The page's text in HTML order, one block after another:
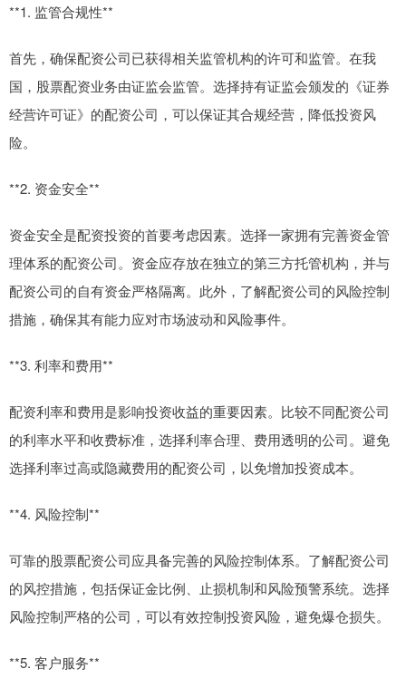
**1. 监管合规性**
首先，确保配资公司已获得相关监管机构的许可和监管。在我
国，股票配资业务由证监会监管。选择持有证监会颁发的《证券
经营许可证》的配资公司，可以保证其合规经营，降低投资风
险。
**2. 资金安全**
资金安全是配资投资的首要考虑因素。选择一家拥有完善资金管
理体系的配资公司。资金应存放在独立的第三方托管机构，并与
配资公司的自有资金严格隔离。此外，了解配资公司的风险控制
措施，确保其有能力应对市场波动和风险事件。
**3. 利率和费用**
配资利率和费用是影响投资收益的重要因素。比较不同配资公司
的利率水平和收费标准，选择利率合理、费用透明的公司。避免
选择利率过高或隐藏费用的配资公司，以免增加投资成本。
**4. 风险控制**
可靠的股票配资公司应具备完善的风险控制体系。了解配资公司
的风控措施，包括保证金比例、止损机制和风险预警系统。选择
风险控制严格的公司，可以有效控制投资风险，避免爆仓损失。
**5. 客户服务**